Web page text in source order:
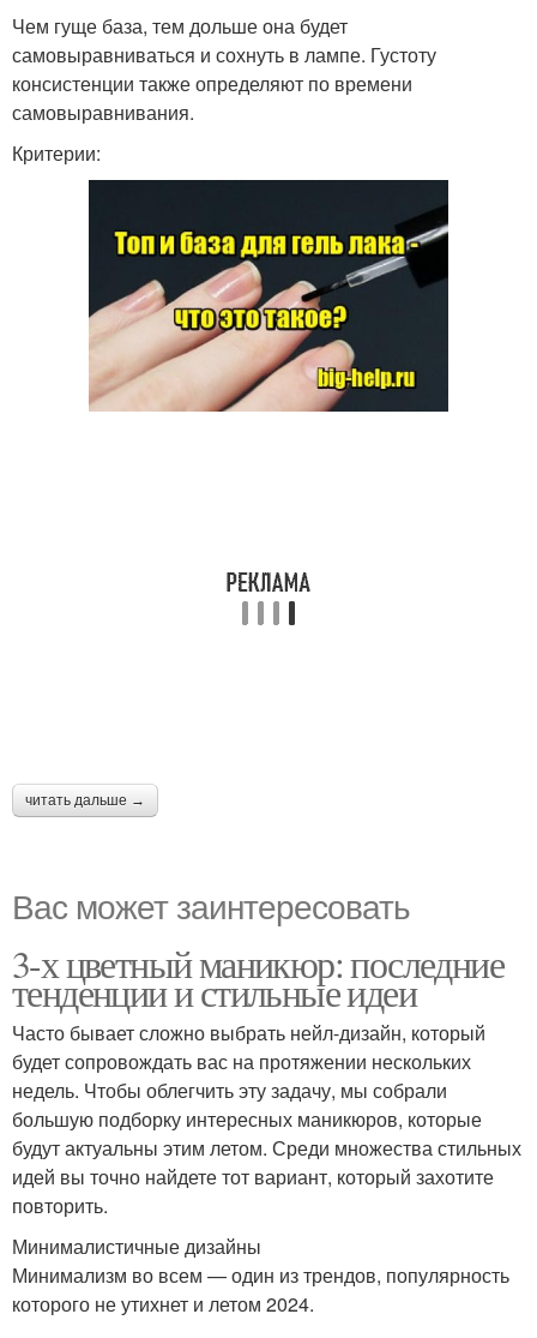
Чем гуще база, тем дольше она будет
самовыравниваться и сохнуть в лампе. Густоту
консистенции также определяют по времени
самовыравнивания.
Критерии:
читать дальше →
Вас может заинтересовать
3-х цветный маникюр: последние
тенденции и стильные идеи
Часто бывает сложно выбрать нейл-дизайн, который
будет сопровождать вас на протяжении нескольких
недель. Чтобы облегчить эту задачу, мы собрали
большую подборку интересных маникюров, которые
будут актуальны этим летом. Среди множества стильных
идей вы точно найдете тот вариант, который захотите
повторить.
Минималистичные дизайны
Минимализм во всем — один из трендов, популярность
которого не утихнет и летом 2024.